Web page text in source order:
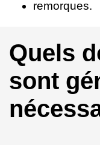
remorques.
Quels
sont